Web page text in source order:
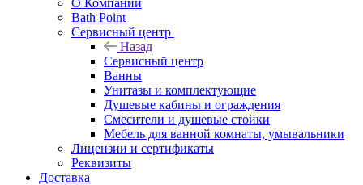
О Компании
Bath Point
Сервисный центр
Назад
Сервисный центр
Ванны
Унитазы и комплектующие
Душевые кабины и ограждения
Смесители и душевые стойки
Мебель для ванной комнаты, умывальники
Лицензии и сертификаты
Реквизиты
Доставка